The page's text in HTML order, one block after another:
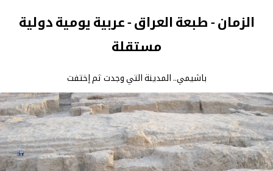
الزمان - طبعة العراق - عربية يومية دولية
مستقلة
باشيمي.. المدينة التي وجدت ثم إختفت